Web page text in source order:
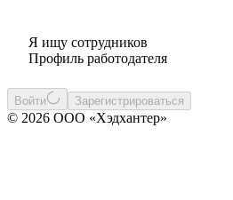
Я ищу сотрудников
Профиль работодателя
Войти Зарегистрироваться
© 2026 ООО «Хэдхантер»